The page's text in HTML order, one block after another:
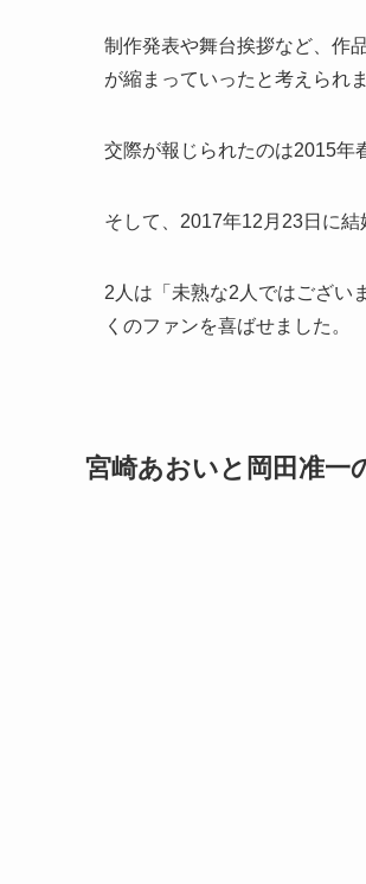
制作発表や舞台挨拶など、作
が縮まっていったと考えられま
交際が報じられたのは2015年
そして、2017年12月23日に結
2人は「未熟な2人ではござい
くのファンを喜ばせました。
宮崎あおいと岡田准一